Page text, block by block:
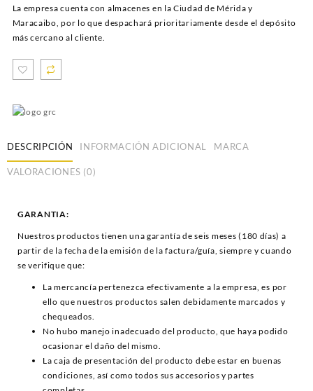
La empresa cuenta con almacenes en la Ciudad de Mérida y
Maracaibo, por lo que despachará prioritariamente desde el depósito
más cercano al cliente.
DESCRIPCIÓN INFORMACIÓN ADICIONAL MARCA
VALORACIONES (0)
GARANTIA:
Nuestros productos tienen una garantía de seis meses (180 días) a
partir de la fecha de la emisión de la factura/guía, siempre y cuando
se verifique que:
La mercancía pertenezca efectivamente a la empresa, es por
ello que nuestros productos salen debidamente marcados y
chequeados.
No hubo manejo inadecuado del producto, que haya podido
ocasionar el daño del mismo.
La caja de presentación del producto debe estar en buenas
condiciones, así como todos sus accesorios y partes